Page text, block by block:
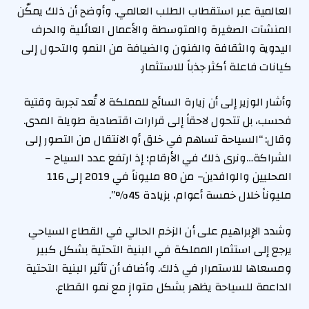
العالمية عبر استقطاب الطلب العالمي. وأوضح أن ذلك يمكّن
المنشآت الصغيرة والمتوسطة والأعمال العائلية والحرف
اليدوية والثقافة والفنون والضيافة من النمو والتحول إلى
كيانات فاعلة أكثر جذباً للاستثمار.
وأشار الوزير إلى أن زيارة السائح للمملكة لا تُعد تجربة وقتية
فحسب، بل تتحول لاحقاً إلى قرارات اقتصادية طويلة المدى.
وقال: “السياحة تساهم في خلق أو الانتقال من التصور إلى
الشراكة…ونرى ذلك في الأرقام؛ إذ ارتفع عدد السياح –
المحليين والوافدين– من 80 مليوناً في 2019 إلى 116
مليوناً خلال خمسة أعوام، بزيادة 45%”.
وشدد الإبراهيم على أن الزخم الحالي في القطاع السياحي
يرجع إلى استثمار المملكة في البنية التحتية بشكل كبير
ومسعاها للاستمرار في ذلك. وأضاف أن تأثير البنية التحتية
الداعمة للسياحة يظهر بشكل متوازٍ مع نمو القطاع.